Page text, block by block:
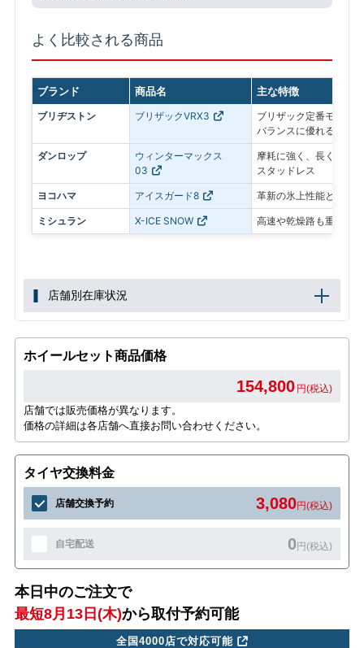
よく比較される商品
ブランド 商品名 主な特徴
ブリヂストン ブリザックVRX3
ブリザック定番モデル
バランスに優れる
ダンロップ
ウィンターマックス
03
摩耗に強く、長く使い
スタッドレス
ヨコハマ アイスガード8 革新の氷上性能と静粛
ミシュラン X-ICE SNOW 高速や乾燥路も重視し
店舗別在庫状況
ホイールセット商品価格
154,800 円(税込)
店舗では販売価格が異なります。
価格の詳細は各店舗へ直接お問い合わせください。
タイヤ交換料金
店舗交換予約 3,080円(税込)
自宅配送 0円(税込)
本日中のご注文で
最短8月13日(木)から取付予約可能
全国4000店で対応可能